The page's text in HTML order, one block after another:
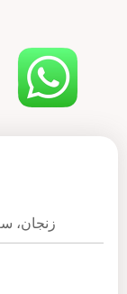
زنجان،